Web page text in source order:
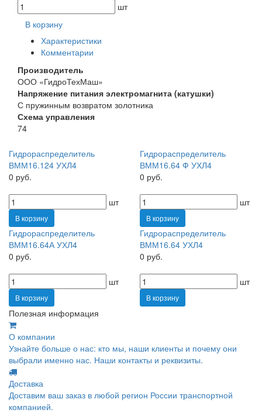
шт
В корзину
Характеристики
Комментарии
Производитель
ООО «ГидроТехМаш»
Напряжение питания электромагнита (катушки)
С пружинным возвратом золотника
Схема управления
74
Гидрораспределитель
ВММ16.124 УХЛ4
0 руб.
шт
В корзину
Гидрораспределитель
ВММ16.64 Ф УХЛ4
0 руб.
шт
В корзину
Гидрораспределитель
ВММ16.64А УХЛ4
0 руб.
шт
В корзину
Гидрораспределитель
ВММ16.64 УХЛ4
0 руб.
шт
В корзину
Полезная информация
О компании
Узнайте больше о нас: кто мы, наши клиенты и почему они
выбрали именно нас. Наши контакты и реквизиты.
Доставка
Доставим ваш заказ в любой регион России транспортной
компанией.